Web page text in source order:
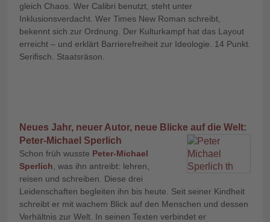
gleich Chaos. Wer Calibri benutzt, steht unter
Inklusionsverdacht. Wer Times New Roman schreibt,
bekennt sich zur Ordnung. Der Kulturkampf hat das Layout
erreicht – und erklärt Barrierefreiheit zur Ideologie. 14 Punkt.
Serifisch. Staatsräson.
Neues Jahr, neuer Autor, neue Blicke auf die Welt:
Peter-Michael Sperlich
Schon früh wusste Peter-Michael
Sperlich , was ihn antreibt: lehren,
reisen und schreiben. Diese drei
Leidenschaften begleiten ihn bis heute. Seit seiner Kindheit
schreibt er mit wachem Blick auf den Menschen und dessen
Verhältnis zur Welt. In seinen Texten verbindet er